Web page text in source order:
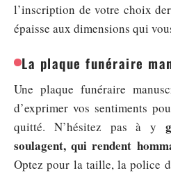
l’inscription de votre choix
épaisse aux dimensions qui
La plaque funéraire
Une plaque funéraire
d’exprimer vos sentiments
quitté. N’hésitez pas à y
soulagent, qui rendent
Optez pour la taille, la police